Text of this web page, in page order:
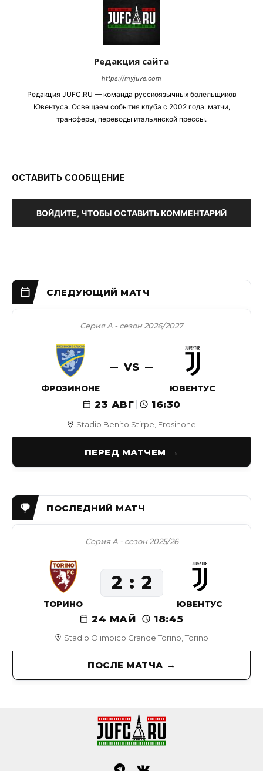
Редакция сайта
https://myjuve.com
Редакция JUFC.RU — команда русскоязычных болельщиков
Ювентуса. Освещаем события клуба с 2002 года: матчи,
трансферы, переводы итальянской прессы.
ОСТАВИТЬ СООБЩЕНИЕ
ВОЙДИТЕ, ЧТОБЫ ОСТАВИТЬ КОММЕНТАРИЙ
Stadio Benito Stirpe, Frosinone
Серия А - сезон 2026/2027
ФРОЗИНОНЕ
VS
ЮВЕНТУС
23 АВГ 16:30
ПЕРЕД МАТЧЕМ
Stadio Olimpico Grande Torino, Torino
Серия А - сезон 2025/26
24 МАЙ 18:45
ТОРИНО
2 2
ЮВЕНТУС
ПОСЛЕ МАТЧА